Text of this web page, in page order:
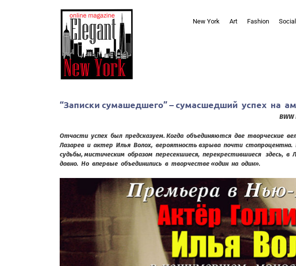
New York Art Fashion
“Записки сумашедшего” – сумасшедший успех на
Отчасти успех был предсказуем. Когда объединяются две творческие
Лазарев и актер Илья Волох, вероятность взрыва почти
судьбы, мистическим образом пересекшиеся, перекрестившиеся здесь, в
давно. Но впервые объединились в творчестве «один на один».